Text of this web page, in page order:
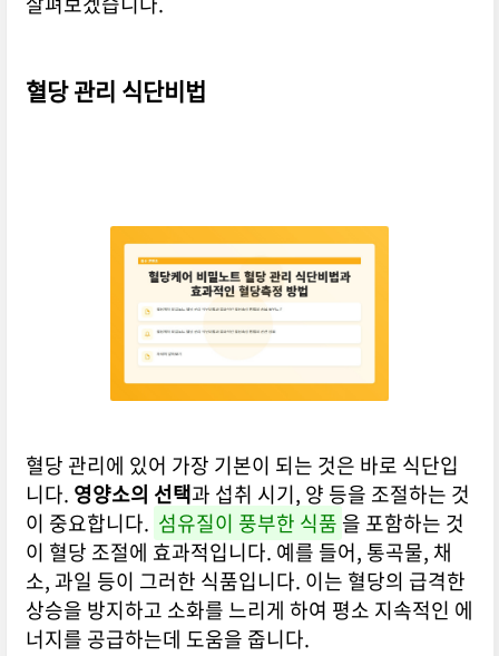
혈당 관리 식단비법
혈당 관리에 있어 가장 기본이 되는 것은 바로 식단입
니다. 영양소의 선택과 섭취 시기, 양 등을 조절하는 것
이 중요합니다. 섬유질이 풍부한 식품 을 포함하는 것
이 혈당 조절에 효과적입니다. 예를 들어, 통곡물, 채
소, 과일 등이 그러한 식품입니다. 이는 혈당의 급격한
상승을 방지하고 소화를 느리게 하여 평소 지속적인 에
너지를 공급하는데 도움을 줍니다.